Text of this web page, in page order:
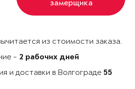
замерщика
из стоимости заказа.
- 2 рабочих дней
и доставки в Волгограде 55